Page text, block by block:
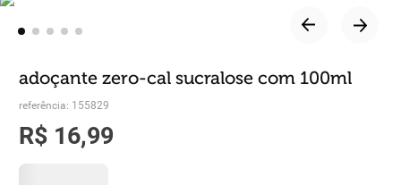
adoçante zero-cal sucralose com 100ml
referência: 155829
R$ 16,99
º iogurte
6º biscoito
7º vinhos